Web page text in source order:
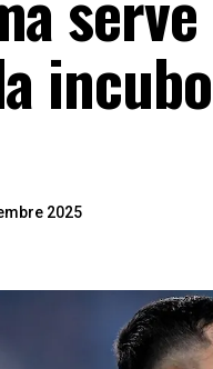
2025